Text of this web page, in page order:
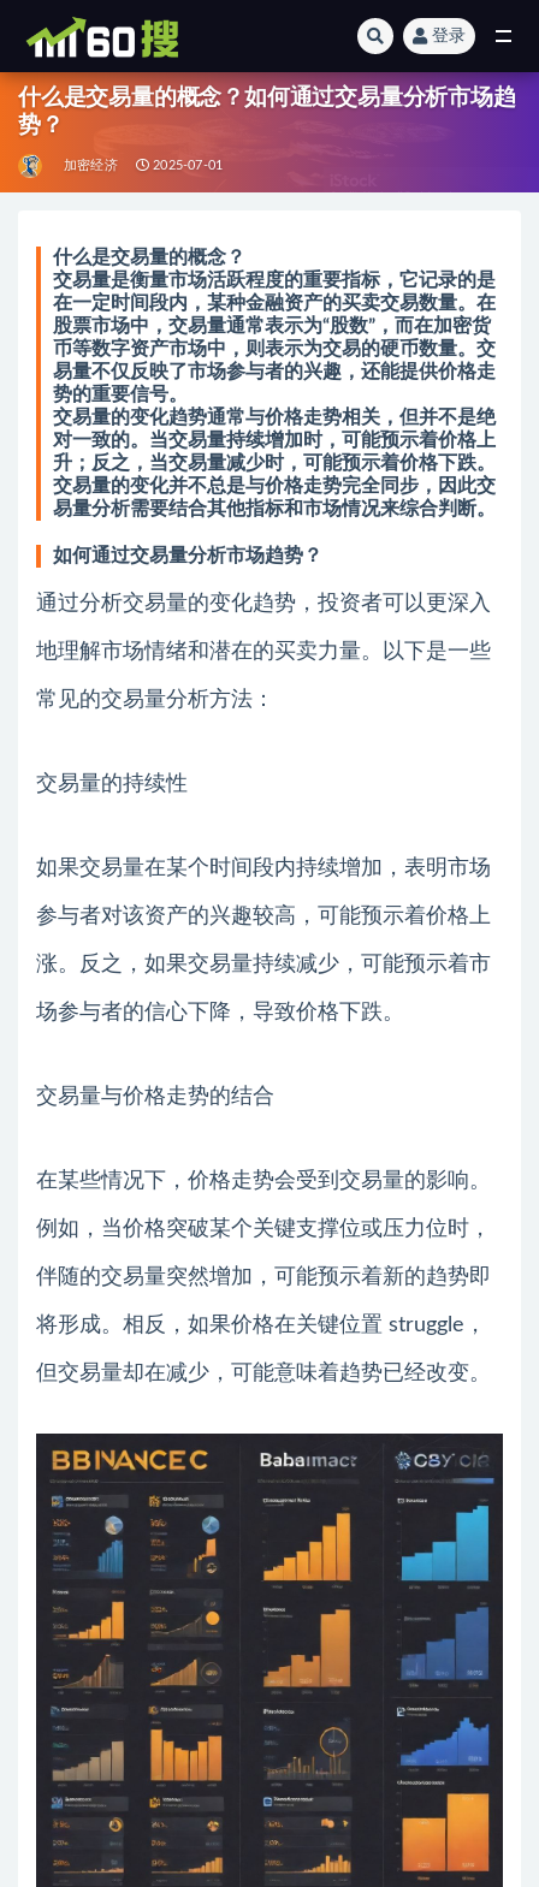
登录
什么是交易量的概念？如何通过交易量分析市场趋
势？
加密经济 2025-07-01
什么是交易量的概念？
交易量是衡量市场活跃程度的重要指标，它记录的是
在一定时间段内，某种金融资产的买卖交易数量。在
股票市场中，交易量通常表示为“股数”，而在加密货
币等数字资产市场中，则表示为交易的硬币数量。交
易量不仅反映了市场参与者的兴趣，还能提供价格走
势的重要信号。
交易量的变化趋势通常与价格走势相关，但并不是绝
对一致的。当交易量持续增加时，可能预示着价格上
升；反之，当交易量减少时，可能预示着价格下跌。
交易量的变化并不总是与价格走势完全同步，因此交
易量分析需要结合其他指标和市场情况来综合判断。
如何通过交易量分析市场趋势？
通过分析交易量的变化趋势，投资者可以更深入
地理解市场情绪和潜在的买卖力量。以下是一些
常见的交易量分析方法：
交易量的持续性
如果交易量在某个时间段内持续增加，表明市场
参与者对该资产的兴趣较高，可能预示着价格上
涨。反之，如果交易量持续减少，可能预示着市
场参与者的信心下降，导致价格下跌。
交易量与价格走势的结合
在某些情况下，价格走势会受到交易量的影响。
例如，当价格突破某个关键支撑位或压力位时，
伴随的交易量突然增加，可能预示着新的趋势即
将形成。相反，如果价格在关键位置 struggle，
但交易量却在减少，可能意味着趋势已经改变。